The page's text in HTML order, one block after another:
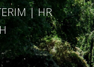
| HR